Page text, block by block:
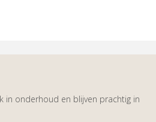
in onderhoud en blijven prachtig in